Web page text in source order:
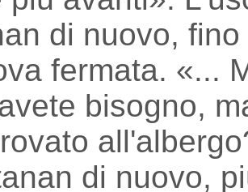
di nuovo,
fermata. «...
bisogno,
di nuovo,